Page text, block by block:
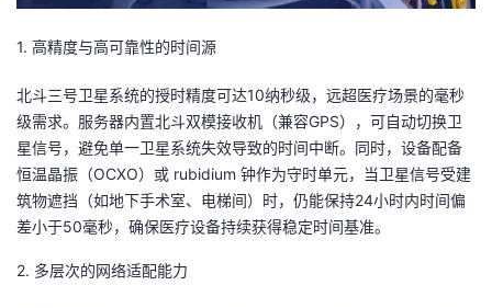
1. 高精度与高可靠性的时间源
北斗三号卫星系统的授时精度可达10纳秒级，远超医疗场景的毫秒
级需求。服务器内置北斗双模接收机（兼容GPS），可自动切换卫
星信号，避免单一卫星系统失效导致的时间中断。同时，设备配备
恒温晶振（OCXO）或 rubidium 钟作为守时单元，当卫星信号受建
筑物遮挡（如地下手术室、电梯间）时，仍能保持24小时内时间偏
差小于50毫秒，确保医疗设备持续获得稳定时间基准。
2. 多层次的网络适配能力